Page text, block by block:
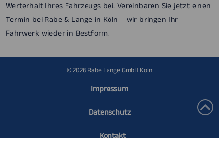
Werterhalt Ihres Fahrzeugs bei. Vereinbaren Sie jetzt einen
Termin bei Rabe & Lange in Köln – wir bringen Ihr
Fahrwerk wieder in Bestform.
© 2026 Rabe Lange GmbH Köln
Impressum
Datenschutz
Kontakt